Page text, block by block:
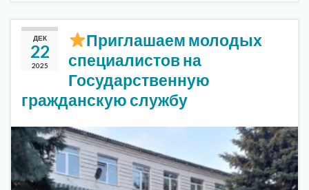
ДЕК
22
2025
Приглашаем молодых
специалистов на
Государственную
гражданскую службу